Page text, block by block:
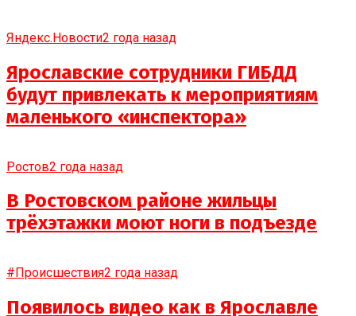
Яндекс.Новости2 года назад
Ярославские сотрудники ГИБДД
будут привлекать к мероприятиям
маленького «инспектора»
Ростов2 года назад
В Ростовском районе жильцы
трёхэтажки моют ноги в подъезде
#Происшествия2 года назад
Появилось видео как в Ярославле